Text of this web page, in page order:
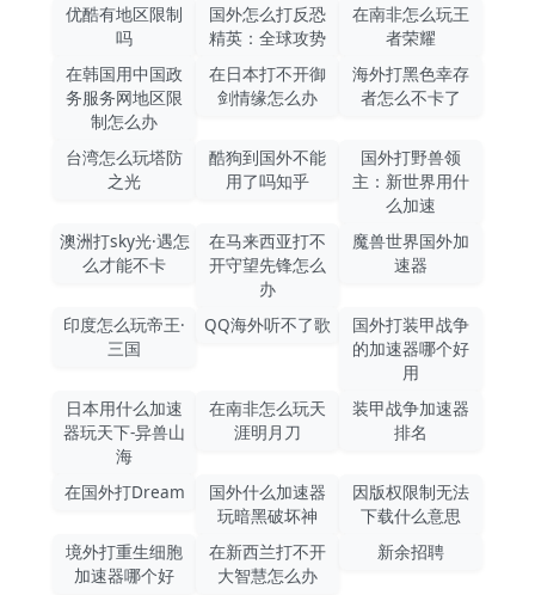
优酷有地区限制
吗
国外怎么打反恐
精英：全球攻势
在南非怎么玩王
者荣耀
在韩国用中国政
务服务网地区限
制怎么办
在日本打不开御
剑情缘怎么办
海外打黑色幸存
者怎么不卡了
台湾怎么玩塔防
之光
酷狗到国外不能
用了吗知乎
国外打野兽领
主：新世界用什
么加速
澳洲打sky光·遇怎
么才能不卡
在马来西亚打不
开守望先锋怎么
办
魔兽世界国外加
速器
印度怎么玩帝王·
三国
QQ海外听不了歌
国外打装甲战争
的加速器哪个好
用
日本用什么加速
器玩天下-异兽山
海
在南非怎么玩天
涯明月刀
装甲战争加速器
排名
在国外打Dream
国外什么加速器
玩暗黑破坏神
因版权限制无法
下载什么意思
境外打重生细胞
加速器哪个好
在新西兰打不开
大智慧怎么办
新余招聘